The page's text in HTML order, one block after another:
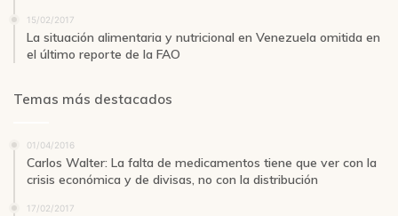
15/02/2017
La situación alimentaria y nutricional en Venezuela omitida en
el último reporte de la FAO
Temas más destacados
01/04/2016
Carlos Walter: La falta de medicamentos tiene que ver con la
crisis económica y de divisas, no con la distribución
17/02/2017